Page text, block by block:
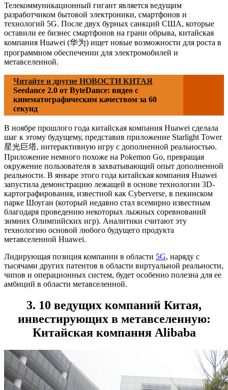
Телекоммуникационный гигант является ведущим
разработчиком бытовой электроники, смартфонов и
технологий 5G. После двух бурных санкций США, которые
оставили ее бизнес смартфонов на грани обрыва, китайская
компания Huawei (华为) ищет новые возможности для роста в
программном обеспечении для электромобилей и
метавселенной.
Читайте и другие НОВОСТИ КИТАЯ
Seedance 2.0 от ByteDance: видео с
кинематографическим качеством за 60
секунд
В ноябре прошлого года китайская компания Huawei сделала
шаг к этому будущему, представив приложение Starlight Tower
星光巨塔, интерактивную игру с дополненной реальностью.
Приложение немного похоже на Pokemon Go, превращая
окружение пользователя в захватывающий опыт дополненной
реальности. В январе этого года китайская компания Huawei
запустила демонстрацию лежащей в основе технологии 3D-
картографирования, известной как Cyberverse, в пекинском
парке Шоуган (который недавно стал всемирно известным
благодаря проведению некоторых лыжных соревнований
зимних Олимпийских игр). Аналитики считают эту
технологию основой любого будущего продукта
метавселенной Huawei.
Лидирующая позиция компании в области 5G, наряду с
тысячами других патентов в области виртуальной реальности,
чипов и операционных систем, будет особенно полезна для ее
амбиций в области метавселенной.
3. 10 ведущих компаний Китая,
инвестирующих в метавселенную:
Китайская компания Alibaba